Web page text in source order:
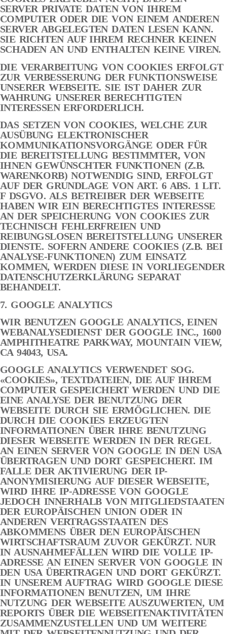
SERVER PRIVATE DATEN VON IHREM
COMPUTER ODER DIE VON EINEM ANDEREN
SERVER ABGELEGTEN DATEN LESEN KANN.
SIE RICHTEN AUF IHREM RECHNER KEINEN
SCHADEN AN UND ENTHALTEN KEINE VIREN.
DIE VERARBEITUNG VON COOKIES ERFOLGT
ZUR VERBESSERUNG DER FUNKTIONSWEISE
UNSERER WEBSEITE. SIE IST DAHER ZUR
WAHRUNG UNSERER BERECHTIGTEN
INTERESSEN ERFORDERLICH.
DAS SETZEN VON COOKIES, WELCHE ZUR
AUSÜBUNG ELEKTRONISCHER
KOMMUNIKATIONSVORGÄNGE ODER FÜR
DIE BEREITSTELLUNG BESTIMMTER, VON
IHNEN GEWÜNSCHTER FUNKTIONEN (Z.B.
WARENKORB) NOTWENDIG SIND, ERFOLGT
AUF DER GRUNDLAGE VON ART. 6 ABS. 1 LIT.
F DSGVO. ALS BETREIBER DER WEBSEITE
HABEN WIR EIN BERECHTIGTES INTERESSE
AN DER SPEICHERUNG VON COOKIES ZUR
TECHNISCH FEHLERFREIEN UND
REIBUNGSLOSEN BEREITSTELLUNG UNSERER
DIENSTE. SOFERN ANDERE COOKIES (Z.B. BEI
ANALYSE-FUNKTIONEN) ZUM EINSATZ
KOMMEN, WERDEN DIESE IN VORLIEGENDER
DATENSCHUTZERKLÄRUNG SEPARAT
BEHANDELT.
7. GOOGLE ANALYTICS
WIR BENUTZEN GOOGLE ANALYTICS, EINEN
WEBANALYSEDIENST DER GOOGLE INC., 1600
AMPHITHEATRE PARKWAY, MOUNTAIN VIEW,
CA 94043, USA.
GOOGLE ANALYTICS VERWENDET SOG.
«COOKIES», TEXTDATEIEN, DIE AUF IHREM
COMPUTER GESPEICHERT WERDEN UND DIE
EINE ANALYSE DER BENUTZUNG DER
WEBSEITE DURCH SIE ERMÖGLICHEN. DIE
DURCH DIE COOKIES ERZEUGTEN
INFORMATIONEN ÜBER IHRE BENUTZUNG
DIESER WEBSEITE WERDEN IN DER REGEL
AN EINEN SERVER VON GOOGLE IN DEN USA
ÜBERTRAGEN UND DORT GESPEICHERT. IM
FALLE DER AKTIVIERUNG DER IP-
ANONYMISIERUNG AUF DIESER WEBSEITE,
WIRD IHRE IP-ADRESSE VON GOOGLE
JEDOCH INNERHALB VON MITGLIEDSTAATEN
DER EUROPÄISCHEN UNION ODER IN
ANDEREN VERTRAGSSTAATEN DES
ABKOMMENS ÜBER DEN EUROPÄISCHEN
WIRTSCHAFTSRAUM ZUVOR GEKÜRZT. NUR
IN AUSNAHMEFÄLLEN WIRD DIE VOLLE IP-
ADRESSE AN EINEN SERVER VON GOOGLE IN
DEN USA ÜBERTRAGEN UND DORT GEKÜRZT.
IN UNSEREM AUFTRAG WIRD GOOGLE DIESE
INFORMATIONEN BENUTZEN, UM IHRE
NUTZUNG DER WEBSEITE AUSZUWERTEN, UM
REPORTS ÜBER DIE WEBSEITENAKTIVITÄTEN
ZUSAMMENZUSTELLEN UND UM WEITERE